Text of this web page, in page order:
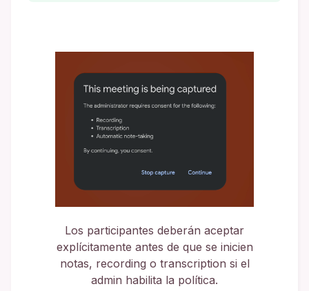
Los participantes deberán aceptar
explícitamente antes de que se inicien
notas, recording o transcription si el
admin habilita la política.